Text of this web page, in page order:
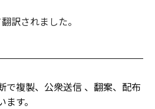
訳されました。
で複製、公衆送信 、翻案、配布
す。